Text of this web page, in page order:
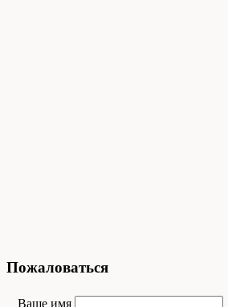
Пожаловаться
Ваше имя